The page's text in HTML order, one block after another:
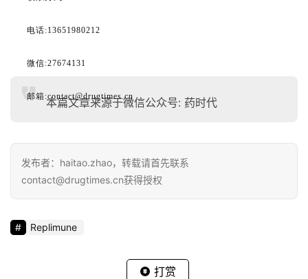
电话:13651980212
微信:27674131
邮箱:contact@drugtimes.cn
本篇文章来源于微信公众号: 药时代
发布者：haitao.zhao，转载请首先联系
contact@drugtimes.cn获得授权
Replimune
打赏